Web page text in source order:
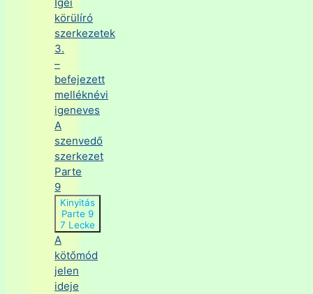
Igei
körülíró
szerkezetek
3.
–
befejezett
melléknévi
igeneves
A
szenvedő
szerkezet
Parte
9
Kinyitás
Parte 9
7 Lecke
A
kötőmód
jelen
ideje